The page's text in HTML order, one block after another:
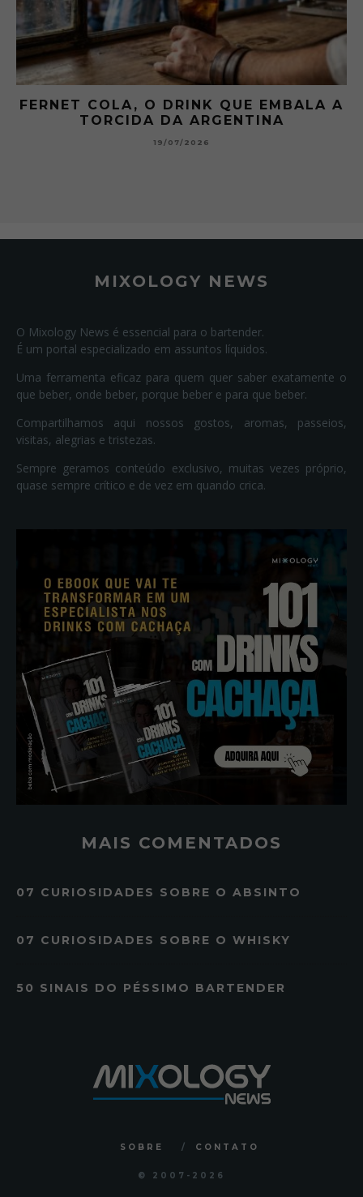
FERNET COLA, O DRINK QUE EMBALA A
TORCIDA DA ARGENTINA
19/07/2026
MIXOLOGY NEWS
O Mixology News é essencial para o bartender.
É um portal especializado em assuntos líquidos.
Uma ferramenta eficaz para quem quer saber exatamente o
que beber, onde beber, porque beber e para que beber.
Compartilhamos aqui nossos gostos, aromas, passeios,
visitas, alegrias e tristezas.
Sempre geramos conteúdo exclusivo, muitas vezes próprio,
quase sempre crítico e de vez em quando crica.
MAIS COMENTADOS
07 CURIOSIDADES SOBRE O ABSINTO
07 CURIOSIDADES SOBRE O WHISKY
50 SINAIS DO PÉSSIMO BARTENDER
SOBRE CONTATO
© 2007 -2026